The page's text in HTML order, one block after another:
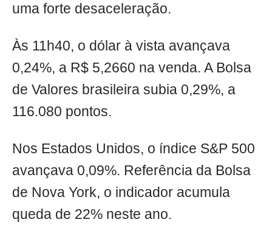
uma forte desaceleração.
Às 11h40, o dólar à vista avançava
0,24%, a R$ 5,2660 na venda. A Bolsa
de Valores brasileira subia 0,29%, a
116.080 pontos.
Nos Estados Unidos, o índice S&P 500
avançava 0,09%. Referência da Bolsa
de Nova York, o indicador acumula
queda de 22% neste ano.